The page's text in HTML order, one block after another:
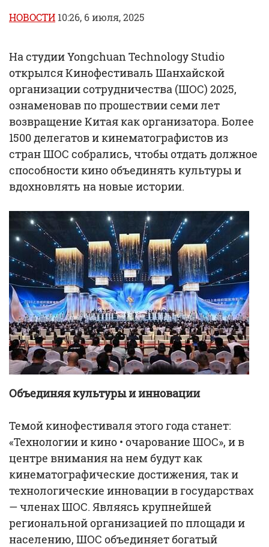
НОВОСТИ 10:26, 6 июля, 2025
На студии Yongchuan Technology Studio
открылся Кинофестиваль Шанхайской
организации сотрудничества (ШОС) 2025,
ознаменовав по прошествии семи лет
возвращение Китая как организатора. Более
1500 делегатов и кинематографистов из
стран ШОС собрались, чтобы отдать должное
способности кино объединять культуры и
вдохновлять на новые истории.
Объединяя культуры и инновации
Темой кинофестиваля этого года станет:
«Технологии и кино • очарование ШОС», и в
центре внимания на нем будут как
кинематографические достижения, так и
технологические инновации в государствах
— членах ШОС. Являясь крупнейшей
региональной организацией по площади и
населению, ШОС объединяет богатый